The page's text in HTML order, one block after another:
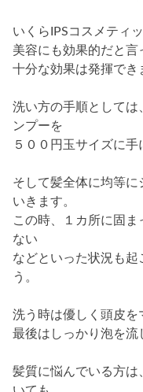
いくらIPSコスメティ
美容にも効果的だと言
十分な効果は発揮でき
洗い方の手順としては
ンプーを
５００円玉サイズに手
そして髪全体に均等
いきます。
この時、１カ所に固ま
ない
などといった状況も起
う。
洗う時は優しく頭皮
最後はしっかり泡を流
髪質に悩んでいる方は